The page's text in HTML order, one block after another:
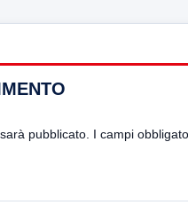
pubblicato. I campi